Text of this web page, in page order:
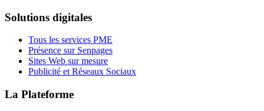
Solutions digitales
Tous les services PME
Présence sur Senpages
Sites Web sur mesure
Publicité et Réseaux Sociaux
La Plateforme